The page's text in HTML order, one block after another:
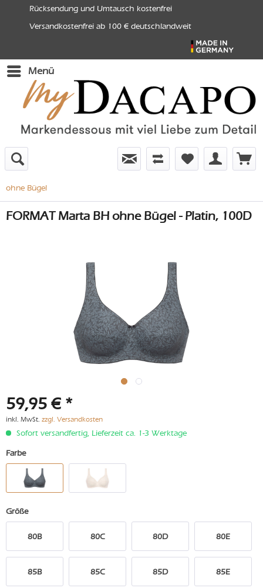
Rücksendung und Umtausch kostenfrei
Versandkostenfrei ab 100 € deutschlandweit
Menü
ohne Bügel
FORMAT Marta BH ohne Bügel - Platin, 100D
59,95 € *
inkl. MwSt. zzgl. Versandkosten
Sofort versandfertig, Lieferzeit ca. 1-3 Werktage
Farbe
Größe
80B 80C 80D 80E
85B 85C 85D 85E